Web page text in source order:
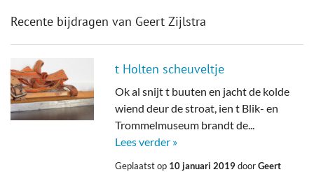
Recente bijdragen van Geert Zijlstra
t Holten scheuveltje
Ok al snijt t buuten en jacht de kolde
wiend deur de stroat, ien t Blik- en
Trommelmuseum brandt de...
Lees verder »
Geplaatst op 10 januari 2019doorGeert